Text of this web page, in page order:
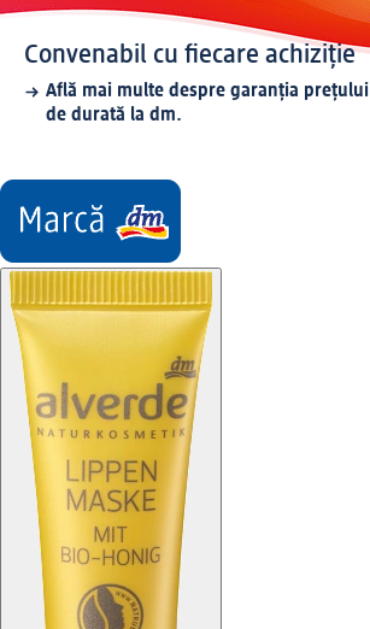
Convenabil cu fiecare achiziție
Află mai multe despre garanția prețului
de durată la dm.